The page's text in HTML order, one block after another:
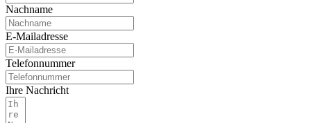
Nachname
E-Mailadresse
Telefonnummer
Ihre Nachricht